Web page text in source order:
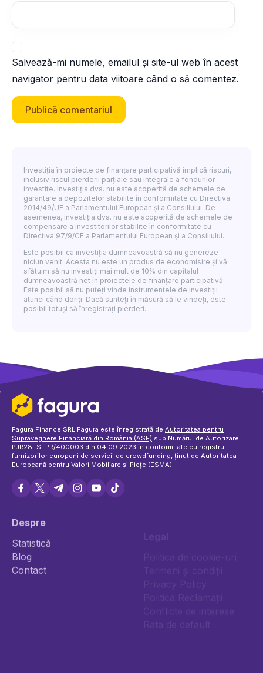
Salvează-mi numele, emailul și site-ul web în acest
navigator pentru data viitoare când o să comentez.
Investiția în proiecte de finanțare participativă implică riscuri,
inclusiv riscul pierderii parțiale sau integrale a fondurilor
investite. Investiția dvs. nu este acoperită de schemele de
garantare a depozitelor stabilite în conformitate cu Directiva
2014/49/UE a Parlamentului European și a Consiliului. De
asemenea, investiția dvs. nu este acoperită de schemele de
compensare a investitorilor stabilite în conformitate cu
Directiva 97/9/CE a Parlamentului European și a Consiliului.
Este posibil ca investiția dumneavoastră să nu genereze
niciun venit. Acesta nu este un produs de economisire și vă
sfătuim să nu investiți mai mult de 10% din capitalul
dumneavoastră net în proiectele de finanțare participativă.
Este posibil să nu puteți vinde instrumentele de investiții
atunci când doriți. Dacă sunteți în măsură să le vindeți, este
posibil totuși să înregistrați pierderi.
Fagura Finance SRL Fagura este înregistrată de Autoritatea pentru
Supraveghere Financiară din România (ASF) sub Numărul de Autorizare
PJR28FSFPR/400003 din 04.09.2023 în conformitate cu registrul
furnizorilor europeni de servicii de crowdfunding, ținut de Autoritatea
Europeană pentru Valori Mobiliare și Piețe (ESMA)
Despre
Statistică
Blog
Contact